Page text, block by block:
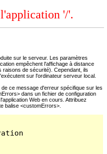
'/'.
sur le serveur. Les paramètres
empêchent l'affichage à distance
raisons de sécurité). Cependant, ils
sur l'ordinateur serveur local.
ce message d'erreur spécifique sur les
dans un fichier de configuration
Web en cours. Attribuez
balise <customErrors>.